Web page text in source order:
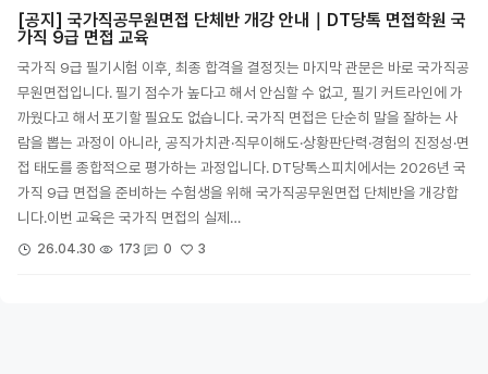
[공지] 국가직공무원면접 단체반 개강 안내｜DT당톡 면접학원 국
가직 9급 면접 교육
국가직 9급 필기시험 이후, 최종 합격을 결정짓는 마지막 관문은 바로 국가직공
무원면접입니다. 필기 점수가 높다고 해서 안심할 수 없고, 필기 커트라인에 가
까웠다고 해서 포기할 필요도 없습니다. 국가직 면접은 단순히 말을 잘하는 사
람을 뽑는 과정이 아니라, 공직가치관·직무이해도·상황판단력·경험의 진정성·면
접 태도를 종합적으로 평가하는 과정입니다. DT당톡스피치에서는 2026년 국
가직 9급 면접을 준비하는 수험생을 위해 국가직공무원면접 단체반을 개강합
니다.이번 교육은 국가직 면접의 실제…
26.04.30 173 0 3